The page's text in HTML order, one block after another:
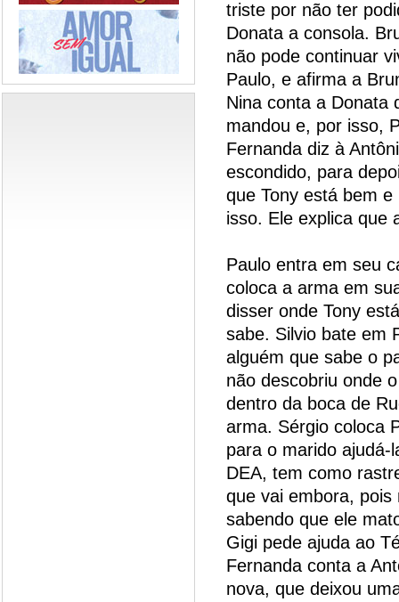
triste por não ter
Donata a consola.
não pode continuar
Paulo, e afirma a
Nina conta a Donata
mandou e, por isso,
Fernanda diz à
escondido, para
que Tony está bem
isso. Ele explica que
Paulo entra em seu
coloca a arma em
disser onde Tony
sabe. Silvio bate em
alguém que sabe o
não descobriu onde
dentro da boca de
arma. Sérgio coloca
para o marido
DEA, tem como
que vai embora, pois
sabendo que ele
Gigi pede ajuda ao
Fernanda conta a
nova, que deixou